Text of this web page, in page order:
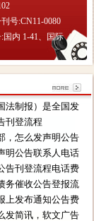
号:CN11-0080
内 1-41、国际
法制报）是全国发
刊登流程
，怎么发声明公告
明公告联系人电话
告刊登流程电话费
务催收公告登报流
上发布通知公告费
发简讯，软文广告